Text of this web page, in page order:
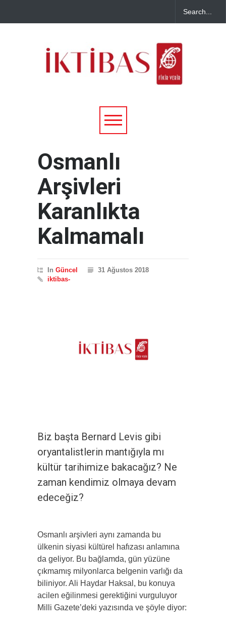
Osmanlı
Arşivleri
Karanlıkta
Kalmamalı
In Güncel
31 Ağustos 2018
iktibas-
Biz başta Bernard Levis gibi
oryantalistlerin mantığıyla mı
kültür tarihimize bakacağız? Ne
zaman kendimiz olmaya devam
edeceğiz?
Osmanlı arşivleri aynı zamanda bu
ülkenin siyasi kültürel hafızası anlamına
da geliyor. Bu bağlamda, gün yüzüne
çıkmamış milyonlarca belgenin varlığı da
biliniyor. Ali Haydar Haksal, bu konuya
acilen eğilinmesi gerektiğini vurguluyor
Milli Gazete’deki yazısında ve şöyle diyor: